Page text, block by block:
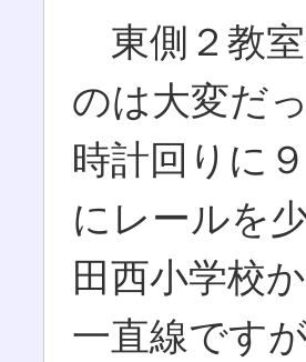
東側２教
のは大変だ
時計回りに
にレールを
田西小学校
一直線です